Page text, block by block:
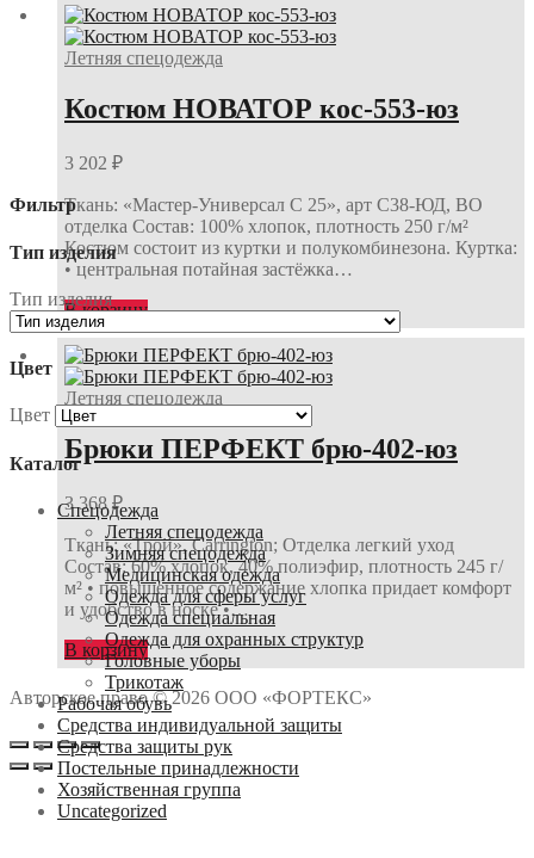
Летняя спецодежда
Костюм НОВАТОР кос-553-юз
3 202 ₽
Ткань: «Мастер-Универсал С 25», арт С38-ЮД, ВО
отделка Состав: 100% хлопок, плотность 250 г/м²
Костюм состоит из куртки и полукомбинезона. Куртка:
• центральная потайная застёжка…
В корзину
Летняя спецодежда
Брюки ПЕРФЕКТ брю-402-юз
3 368 ₽
Ткань: «Трой», Carrington; Отделка легкий уход
Состав: 60% хлопок, 40% полиэфир, плотность 245 г/
м² • повышенное содержание хлопка придает комфорт
и удобство в носке •…
В корзину
Авторское право © 2026 ООО «ФОРТЕКС»
Фильтр
Тип изделия
Тип изделия
Цвет
Цвет
Каталог
Спецодежда
Летняя спецодежда
Зимняя спецодежда
Медицинская одежда
Одежда для сферы услуг
Одежда специальная
Одежда для охранных структур
Головные уборы
Трикотаж
Рабочая обувь
Средства индивидуальной защиты
Средства защиты рук
Постельные принадлежности
Хозяйственная группа
Uncategorized